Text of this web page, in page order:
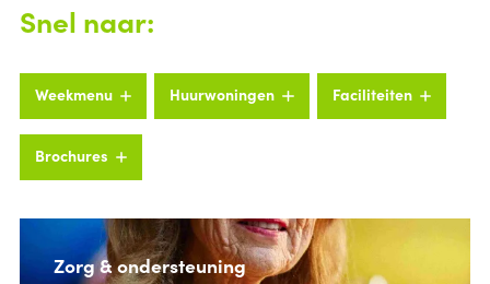
Snel naar:
Weekmenu Huurwoningen Faciliteiten
Brochures
Zorg & ondersteuning